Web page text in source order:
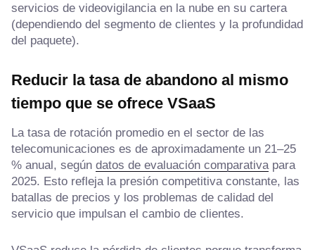
servicios de videovigilancia en la nube en su cartera
(dependiendo del segmento de clientes y la profundidad
del paquete).
Reducir la tasa de abandono al mismo
tiempo que se ofrece VSaaS
La tasa de rotación promedio en el sector de las
telecomunicaciones es de aproximadamente un 21–25
% anual, según datos de evaluación comparativapara
2025. Esto refleja la presión competitiva constante, las
batallas de precios y los problemas de calidad del
servicio que impulsan el cambio de clientes.